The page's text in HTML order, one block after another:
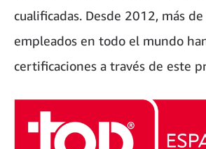
cualificadas. Desde 2012, más
empleados en todo el mundo
certificaciones a través de este